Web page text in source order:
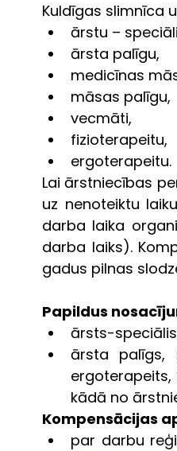
Kuldīgas slimnīca
ārstu –
ārsta palīgu,
medicīnas
māsas palīgu,
vecmāti,
fizioterapeitu,
ergoterapeitu.
Lai ārstniecības
uz nenoteiktu
darba laika
darba laiks).
gadus pilnas
Papildus
ārsts-
ārsta palīgs,
ergoterapeits,
kādā no
Kompensācijas